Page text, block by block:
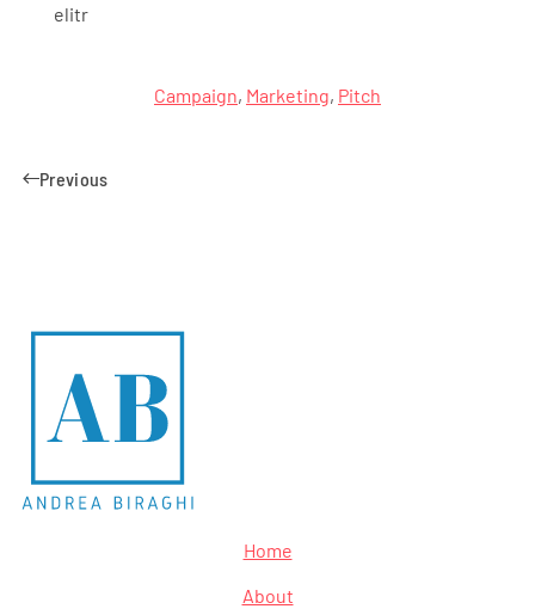
elitr
Campaign, Marketing, Pitch
Previous
Home
About